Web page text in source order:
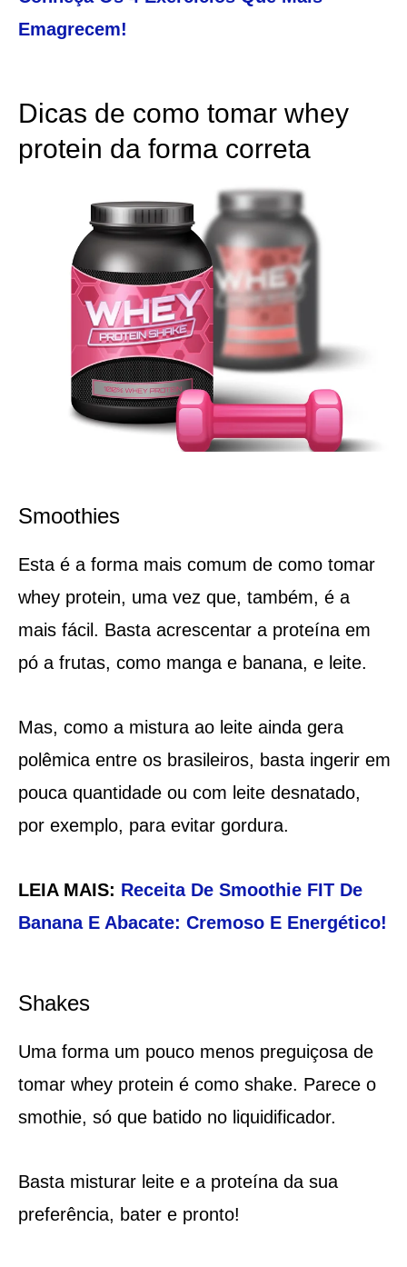
Emagrecem!
Dicas de como tomar whey
protein da forma correta
Smoothies
Esta é a forma mais comum de como tomar
whey protein, uma vez que, também, é a
mais fácil. Basta acrescentar a proteína em
pó a frutas, como manga e banana, e leite.
Mas, como a mistura ao leite ainda gera
polêmica entre os brasileiros, basta ingerir em
pouca quantidade ou com leite desnatado,
por exemplo, para evitar gordura.
LEIA MAIS: Receita De Smoothie FIT De
Banana E Abacate: Cremoso E Energético!
Shakes
Uma forma um pouco menos preguiçosa de
tomar whey protein é como shake. Parece o
smothie, só que batido no liquidificador.
Basta misturar leite e a proteína da sua
preferência, bater e pronto!